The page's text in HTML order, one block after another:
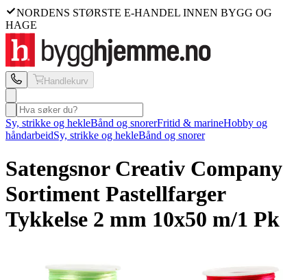
NORDENS STØRSTE E-HANDEL INNEN BYGG OG
HAGE
Handlekurv
Sy, strikke og hekleBånd og snorerFritid & marineHobby og
håndarbeidSy, strikke og hekleBånd og snorer
Satengsnor Creativ Company
Sortiment Pastellfarger
Tykkelse 2 mm 10x50 m/1 Pk